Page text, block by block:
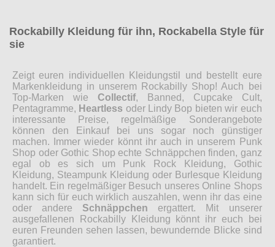
Rockabilly Kleidung für ihn, Rockabella Style für
sie
Zeigt euren individuellen Kleidungstil und bestellt eure
Markenkleidung in unserem Rockabilly Shop! Auch bei
Top-Marken wie Collectif, Banned, Cupcake Cult,
Pentagramme, Heartless oder Lindy Bop bieten wir euch
interessante Preise, regelmäßige Sonderangebote
können den Einkauf bei uns sogar noch günstiger
machen. Immer wieder könnt ihr auch in unserem Punk
Shop oder Gothic Shop echte Schnäppchen finden, ganz
egal ob es sich um Punk Rock Kleidung, Gothic
Kleidung, Steampunk Kleidung oder Burlesque Kleidung
handelt. Ein regelmäßiger Besuch unseres Online Shops
kann sich für euch wirklich auszahlen, wenn ihr das eine
oder andere Schnäppchen ergattert. Mit unserer
ausgefallenen Rockabilly Kleidung könnt ihr euch bei
euren Freunden sehen lassen, bewundernde Blicke sind
garantiert.